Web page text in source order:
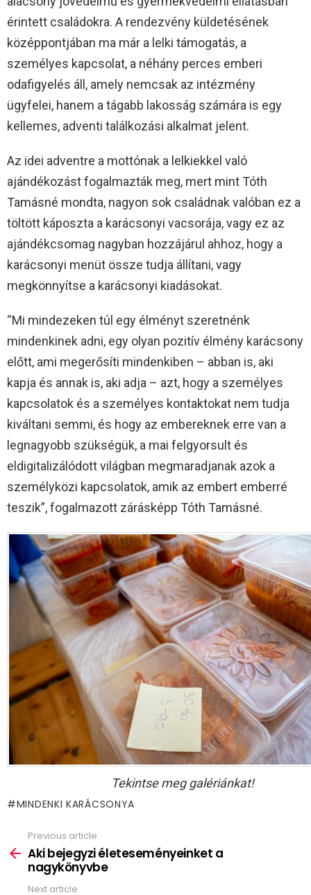
érintett családokra. A rendezvény küldetésének
középpontjában ma már a lelki támogatás, a
személyes kapcsolat, a néhány perces emberi
odafigyelés áll, amely nemcsak az intézmény
ügyfelei, hanem a tágabb lakosság számára is egy
kellemes, adventi találkozási alkalmat jelent.
Az idei adventre a mottónak a lelkiekkel való
ajándékozást fogalmazták meg, mert mint Tóth
Tamásné mondta, nagyon sok családnak valóban ez a
töltött káposzta a karácsonyi vacsorája, vagy ez az
ajándékcsomag nagyban hozzájárul ahhoz, hogy a
karácsonyi menüt össze tudja állítani, vagy
megkönnyítse a karácsonyi kiadásokat.
“Mi mindezeken túl egy élményt szeretnénk
mindenkinek adni, egy olyan pozitív élmény karácsony
előtt, ami megerősíti mindenkiben – abban is, aki
kapja és annak is, aki adja – azt, hogy a személyes
kapcsolatok és a személyes kontaktokat nem tudja
kiváltani semmi, és hogy az embereknek erre van a
legnagyobb szükségük, a mai felgyorsult és
eldigitalizálódott világban megmaradjanak azok a
személyközi kapcsolatok, amik az embert emberré
teszik”, fogalmazott zárásképp Tóth Tamásné.
Tekintse meg galériánkat!
MINDENKI KARÁCSONYA
more
Previous article
Aki bejegyzi életeseményeinket a
nagykönyvbe
Next article